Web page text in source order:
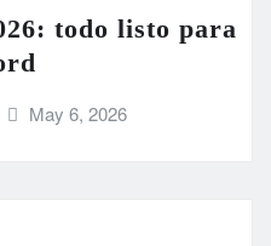
todo listo para
May 6, 2026